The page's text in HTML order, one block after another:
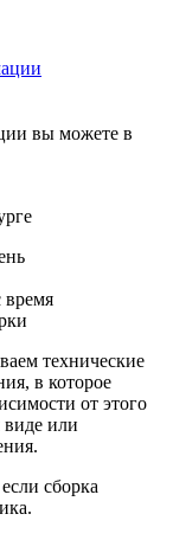
вы можете в
время
технические
в которое
от этого
или
сборка